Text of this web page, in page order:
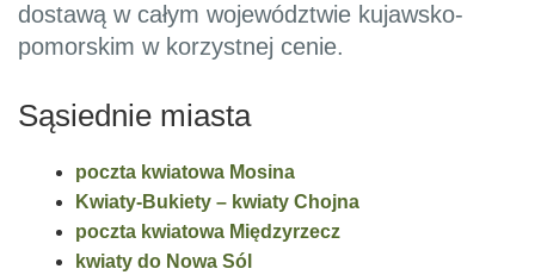
dostawą w całym województwie kujawsko-
pomorskim w korzystnej cenie.
Sąsiednie miasta
poczta kwiatowa Mosina
Kwiaty-Bukiety – kwiaty Chojna
poczta kwiatowa Międzyrzecz
kwiaty do Nowa Sól